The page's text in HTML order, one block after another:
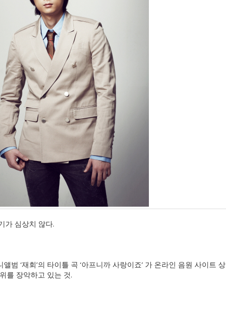
가 심상치 않다.
범 ‘재회’의 타이틀 곡 ‘아프니까 사랑이죠’ 가 온라인 음원 사이트 상
를 장악하고 있는 것.